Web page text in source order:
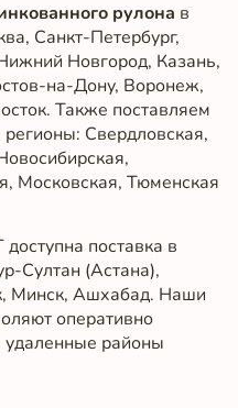
рулона в
Санкт-Петербург,
Новгород, Казань,
на-Дону, Воронеж,
Также поставляем
Свердловская,
Московская, Тюменская
поставка в
Султан (Астана),
Минск, Ашхабад. Наши
оперативно
удаленные районы